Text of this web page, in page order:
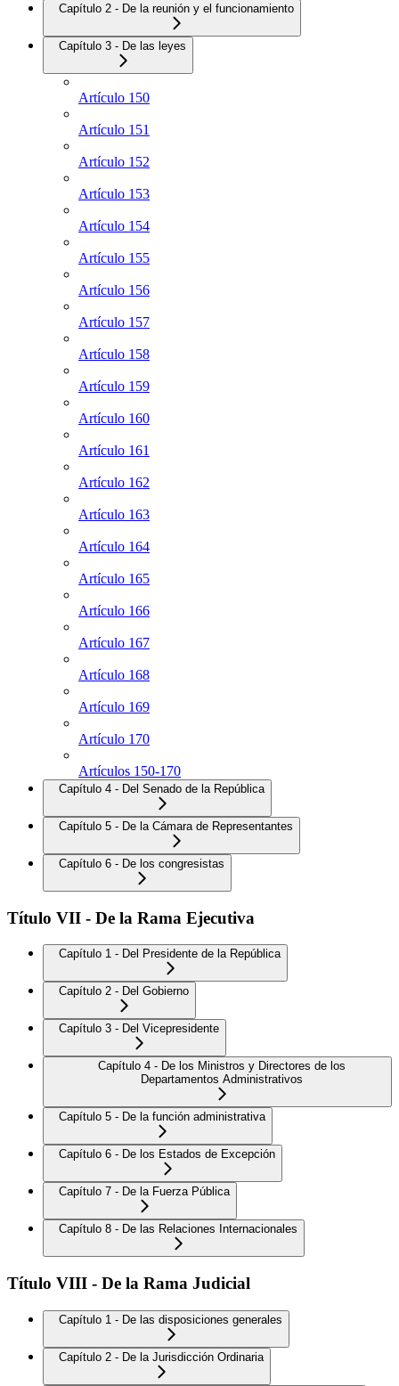
Capítulo 2 - De la reunión y el funcionamiento
Capítulo 3 - De las leyes
Artículo 150
Artículo 151
Artículo 152
Artículo 153
Artículo 154
Artículo 155
Artículo 156
Artículo 157
Artículo 158
Artículo 159
Artículo 160
Artículo 161
Artículo 162
Artículo 163
Artículo 164
Artículo 165
Artículo 166
Artículo 167
Artículo 168
Artículo 169
Artículo 170
Artículos 150-170
Capítulo 4 - Del Senado de la República
Capítulo 5 - De la Cámara de Representantes
Capítulo 6 - De los congresistas
Título VII - De la Rama Ejecutiva
Capítulo 1 - Del Presidente de la República
Capítulo 2 - Del Gobierno
Capítulo 3 - Del Vicepresidente
Capítulo 4 - De los Ministros y Directores de los
Departamentos Administrativos
Capítulo 5 - De la función administrativa
Capítulo 6 - De los Estados de Excepción
Capítulo 7 - De la Fuerza Pública
Capítulo 8 - De las Relaciones Internacionales
Título VIII - De la Rama Judicial
Capítulo 1 - De las disposiciones generales
Capítulo 2 - De la Jurisdicción Ordinaria